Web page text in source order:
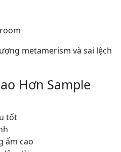
metamerism và sai lệch
Hơn Sample
tốt
ẩm cao